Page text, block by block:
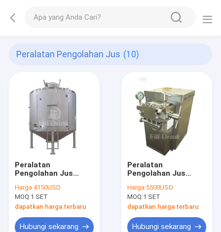
Peralatan Pengolahan Jus (10)
Peralatan
Pengolahan Jus
Pengaduk Jus
Industri SUS304
Sampling Valve
Harga:4150USD
MOQ:1 SET
dapatkan harga terbaru
Hubungi sekarang
Peralatan
Pengolahan Jus
Mesin Homogenizer
Jus 25MPa
Harga:5500USD
MOQ:1 SET
dapatkan harga terbaru
Hubungi sekarang